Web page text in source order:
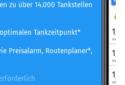
zu über 14.000 Tankstellen
Tankzeitpunkt*
Preisalarm, Routenplaner*,